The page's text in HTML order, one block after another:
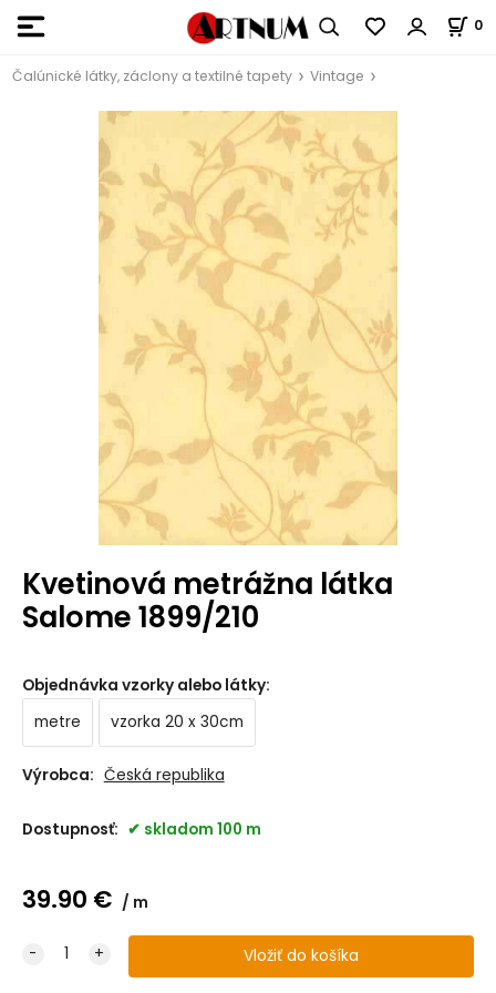
0
Čalúnické látky, záclony a textilné tapety Vintage
Kvetinová metrážna látka
Salome 1899/210
Objednávka vzorky alebo látky:
metre
vzorka 20 x 30cm
Výrobca: Česká republika
Dostupnosť: skladom 100 m
39.90 € m